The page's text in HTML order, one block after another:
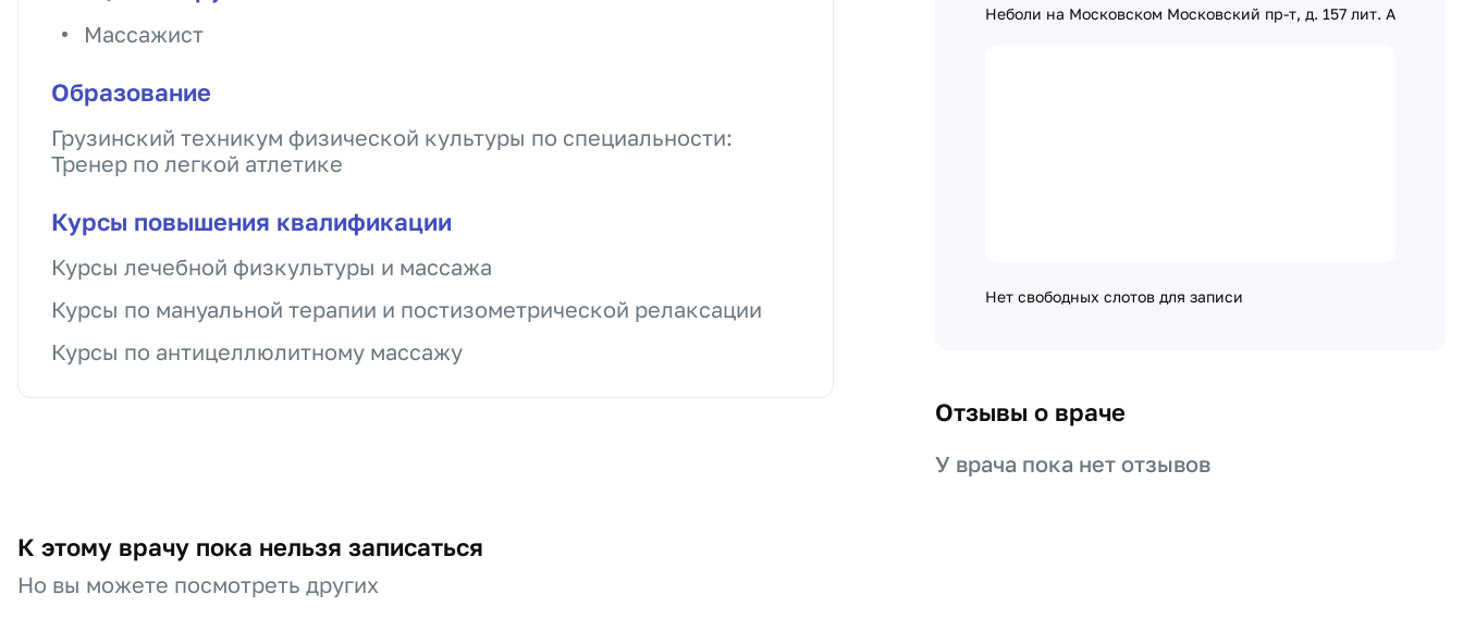
Массажист
Образование
Грузинский техникум физической культуры по специальности:
Тренер по легкой атлетике
Курсы повышения квалификации
Курсы лечебной физкультуры и массажа
Курсы по мануальной терапии и постизометрической релаксации
Курсы по антицеллюлитному массажу
Неболи на Московском Московский пр-т, д. 157 лит. А
Нет свободных слотов для записи
Отзывы о враче
У врача пока нет отзывов
К этому врачу пока нельзя записаться
Но вы можете посмотреть других